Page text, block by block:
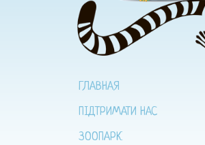
ГЛАВНАЯ
ПІДТРИМАТИ НАС
ЗООПАРК